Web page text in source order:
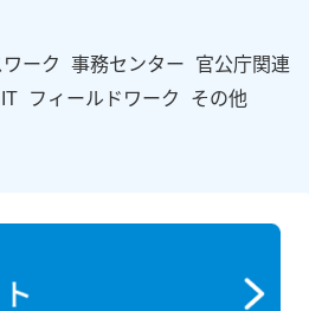
ーク 事務センター
官公庁関連
フィールドワーク その他